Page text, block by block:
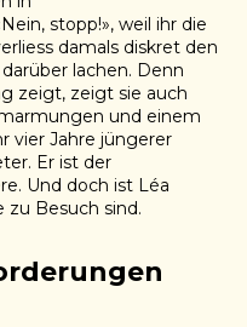
stopp!», weil ihr die
damals diskret den
lachen. Denn
zeigt, zeigt sie auch
und einem
vier Jahre jüngerer
Er ist der
Und doch ist Léa
Besuch sind.